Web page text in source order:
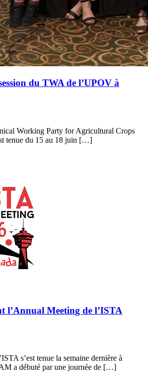
du TWA de l’UPOV à
Working Party for Agricultural Crops
tenue du 15 au 18 juin […]
l’Annual Meeting de l’ISTA
s’est tenue la semaine dernière à
a débuté par une journée de […]